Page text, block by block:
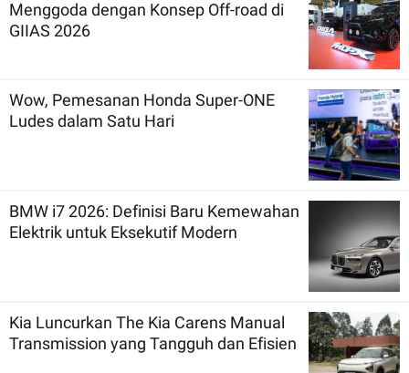
Menggoda dengan Konsep Off-road di
GIIAS 2026
Wow, Pemesanan Honda Super-ONE
Ludes dalam Satu Hari
BMW i7 2026: Definisi Baru Kemewahan
Elektrik untuk Eksekutif Modern
Kia Luncurkan The Kia Carens Manual
Transmission yang Tangguh dan Efisien